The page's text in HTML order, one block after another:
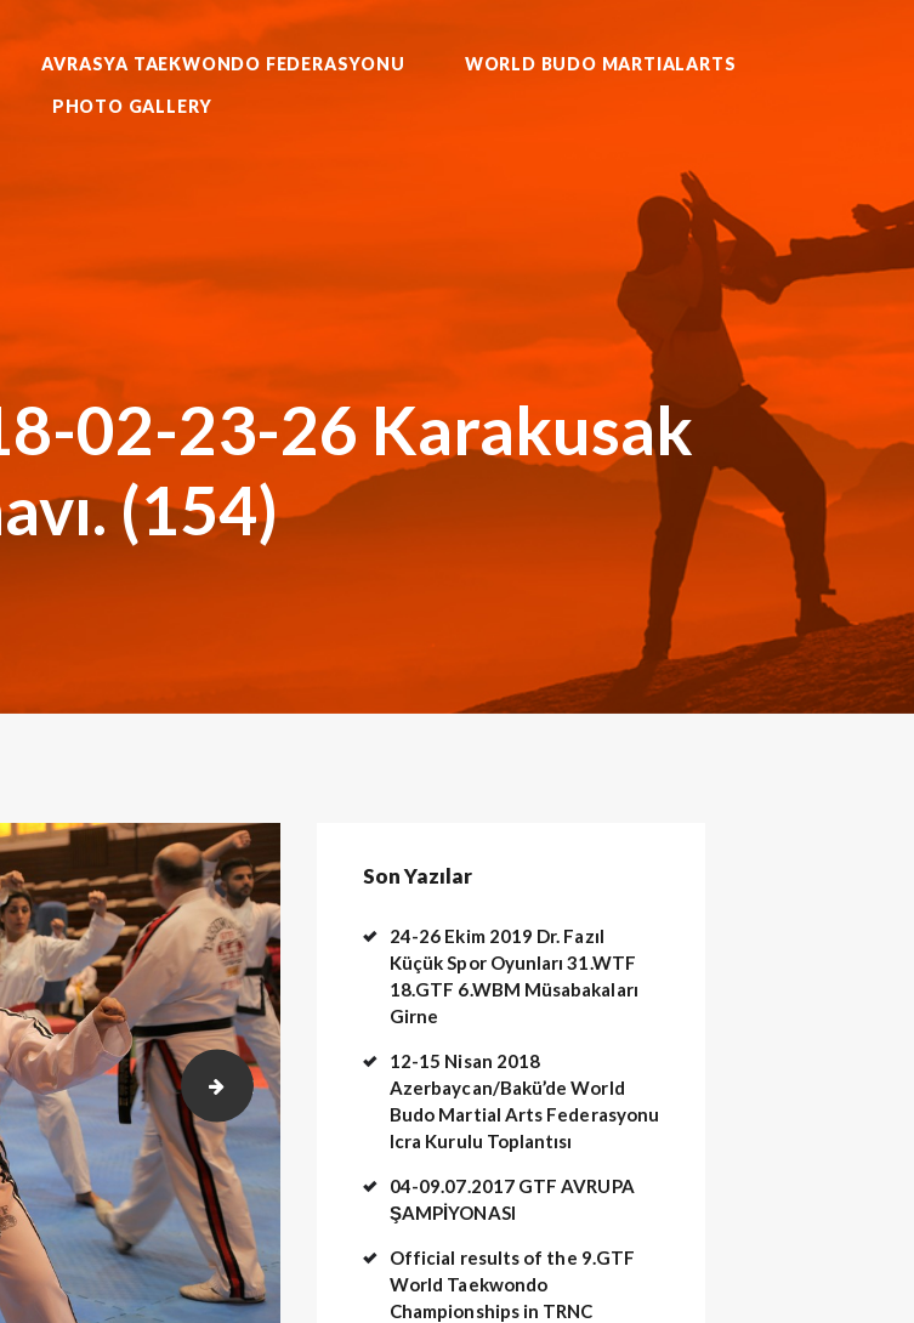
AVRASYA TAEKWONDO FEDERASYONU WORLD BUDO MARTIALARTS
PHOTO GALLERY
02-23-26 Karakusak
(154)
HAPKIDO KUNG FU KURASH WUSHU MUAYTHAI
2013
2018-02-23-26 Karakusak sınavı. (155)
Son Yazılar
24-26 Ekim 2019 Dr. Fazıl
Küçük Spor Oyunları 31.WTF
18.GTF 6.WBM Müsabakaları
Girne
12-15 Nisan 2018
Azerbaycan/Bakü’de World
Budo Martial Arts Federasyonu
Icra Kurulu Toplantısı
04-09.07.2017 GTF AVRUPA
ŞAMPİYONASI
Official results of the 9.GTF
World Taekwondo
Championships in TRNC